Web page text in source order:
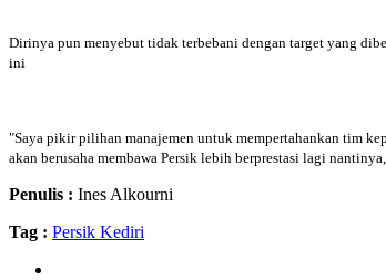
Dirinya pun menyebut tidak terbebani dengan target yang
ini
"Saya pikir pilihan manajemen untuk mempertahankan tim
akan berusaha membawa Persik lebih berprestasi lagi
Penulis : Ines Alkourni
Tag : Persik Kediri